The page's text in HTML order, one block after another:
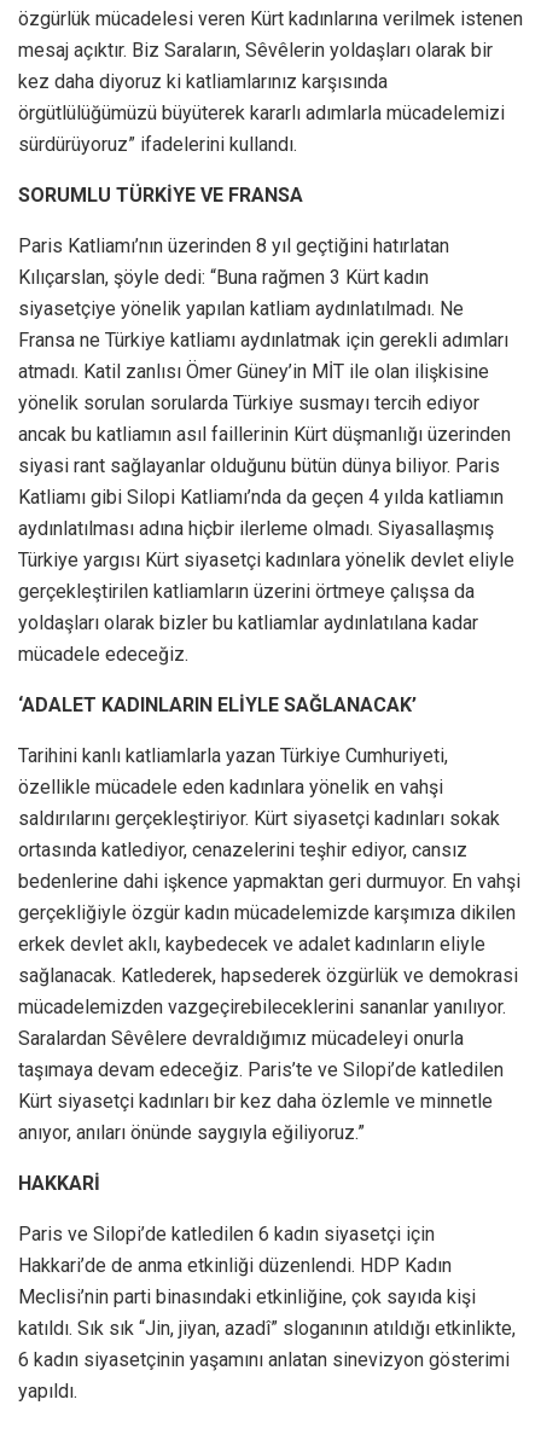
özgürlük mücadelesi veren Kürt kadınlarına verilmek istenen
mesaj açıktır. Biz Saraların, Sêvêlerin yoldaşları olarak bir
kez daha diyoruz ki katliamlarınız karşısında
örgütlülüğümüzü büyüterek kararlı adımlarla mücadelemizi
sürdürüyoruz” ifadelerini kullandı.
SORUMLU TÜRKİYE VE FRANSA
Paris Katliamı’nın üzerinden 8 yıl geçtiğini hatırlatan
Kılıçarslan, şöyle dedi: “Buna rağmen 3 Kürt kadın
siyasetçiye yönelik yapılan katliam aydınlatılmadı. Ne
Fransa ne Türkiye katliamı aydınlatmak için gerekli adımları
atmadı. Katil zanlısı Ömer Güney’in MİT ile olan ilişkisine
yönelik sorulan sorularda Türkiye susmayı tercih ediyor
ancak bu katliamın asıl faillerinin Kürt düşmanlığı üzerinden
siyasi rant sağlayanlar olduğunu bütün dünya biliyor. Paris
Katliamı gibi Silopi Katliamı’nda da geçen 4 yılda katliamın
aydınlatılması adına hiçbir ilerleme olmadı. Siyasallaşmış
Türkiye yargısı Kürt siyasetçi kadınlara yönelik devlet eliyle
gerçekleştirilen katliamların üzerini örtmeye çalışsa da
yoldaşları olarak bizler bu katliamlar aydınlatılana kadar
mücadele edeceğiz.
‘ADALET KADINLARIN ELİYLE SAĞLANACAK’
Tarihini kanlı katliamlarla yazan Türkiye Cumhuriyeti,
özellikle mücadele eden kadınlara yönelik en vahşi
saldırılarını gerçekleştiriyor. Kürt siyasetçi kadınları sokak
ortasında katlediyor, cenazelerini teşhir ediyor, cansız
bedenlerine dahi işkence yapmaktan geri durmuyor. En vahşi
gerçekliğiyle özgür kadın mücadelemizde karşımıza dikilen
erkek devlet aklı, kaybedecek ve adalet kadınların eliyle
sağlanacak. Katlederek, hapsederek özgürlük ve demokrasi
mücadelemizden vazgeçirebileceklerini sananlar yanılıyor.
Saralardan Sêvêlere devraldığımız mücadeleyi onurla
taşımaya devam edeceğiz. Paris’te ve Silopi’de katledilen
Kürt siyasetçi kadınları bir kez daha özlemle ve minnetle
anıyor, anıları önünde saygıyla eğiliyoruz.”
HAKKARİ
Paris ve Silopi’de katledilen 6 kadın siyasetçi için
Hakkari’de de anma etkinliği düzenlendi. HDP Kadın
Meclisi’nin parti binasındaki etkinliğine, çok sayıda kişi
katıldı. Sık sık “Jin, jiyan, azadî” sloganının atıldığı etkinlikte,
6 kadın siyasetçinin yaşamını anlatan sinevizyon gösterimi
yapıldı.